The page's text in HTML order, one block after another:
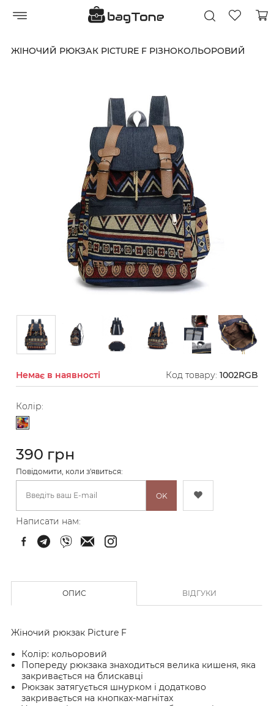
ЖІНОЧИЙ РЮКЗАК PICTURE F РІЗНОКОЛЬОРОВИЙ
Немає в наявності Код товару: 1002RGB
Колір:
390 грн
Повідомити, коли з'явиться:
OK
Написати нам:
ОПИС ВІДГУКИ
Жіночий рюкзак Picture F
Колір: кольоровий
Попереду рюкзака знаходиться велика кишеня, яка
закривається на блискавці
Рюкзак затягується шнурком і додатково
закривається на кнопках-магнітах